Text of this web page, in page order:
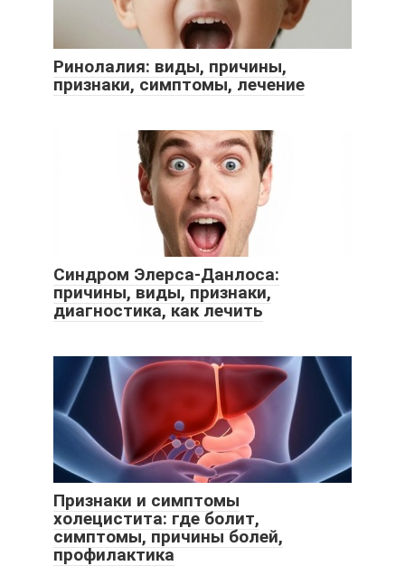
Ринолалия: виды, причины,
признаки, симптомы, лечение
Синдром Элерса-Данлоса:
причины, виды, признаки,
диагностика, как лечить
Признаки и симптомы
холецистита: где болит,
симптомы, причины болей,
профилактика